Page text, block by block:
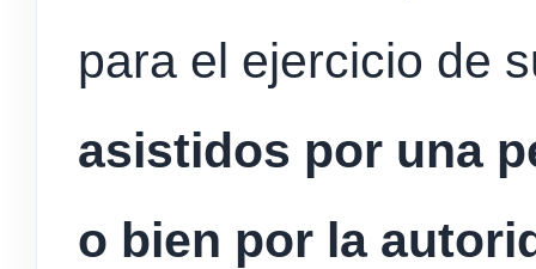
para el ejercicio de
asistidos por una
o bien por la